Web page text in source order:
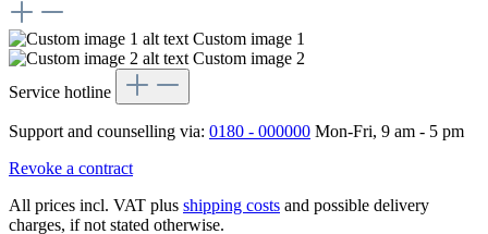
Custom image 1
Custom image 2
Service hotline
Support and counselling via: 0180 - 000000 Mon-Fri, 9 am - 5 pm
Revoke a contract
All prices incl. VAT plus shipping costs and possible delivery
charges, if not stated otherwise.